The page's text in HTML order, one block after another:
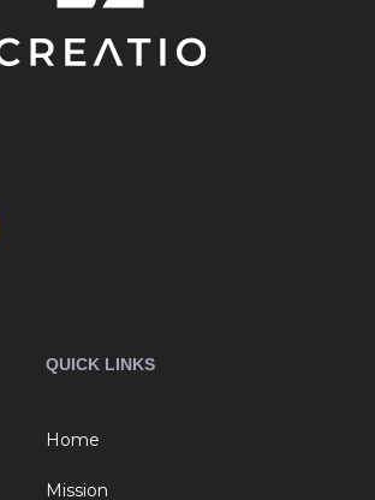
QUICK LINKS
Home
Mission